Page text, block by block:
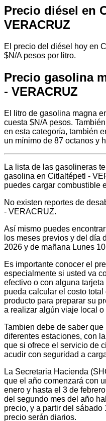
Precio diésel en
VERACRUZ
El precio del diésel hoy en
$N/A pesos por litro.
Precio gasolina
- VERACRUZ
El litro de gasolina magna
cuesta $N/A pesos.
en esta categoría, también
un mínimo de 87 octanos y
La lista de las gasolineras
gasolina en Citlaltépetl -
puedes cargar combustible
No existen reportes de
- VERACRUZ.
Así mismo puedes
los meses previos y del día
2026 y de mañana Lunes
Es importante conocer el
especialmente si usted va
efectivo o con alguna
pueda calcular el costo
producto para preparar su
a realizar algún viaje local
Tambien debe de saber
diferentes estaciones, con
que si ofrece el servicio de
acudir con seguridad a
La Secretaria Hacienda
que el año comenzará con
enero y hasta el 3 de
del segundo mes del año
precio, y a partir del sábado
precio serán diarios.